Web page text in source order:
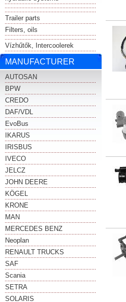
Trailer parts
Filters, oils
Vízhűtők, Intercoolerek
MANUFACTURER
AUTOSAN
BPW
CREDO
DAF/VDL
EvoBus
IKARUS
IRISBUS
IVECO
JELCZ
JOHN DEERE
KÖGEL
KRONE
MAN
MERCEDES BENZ
Neoplan
RENAULT TRUCKS
SAF
Scania
SETRA
SOLARIS